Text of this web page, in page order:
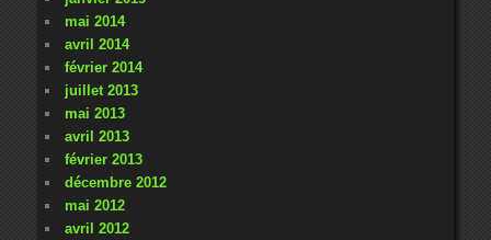
mai 2014
avril 2014
février 2014
juillet 2013
mai 2013
avril 2013
février 2013
décembre 2012
mai 2012
avril 2012